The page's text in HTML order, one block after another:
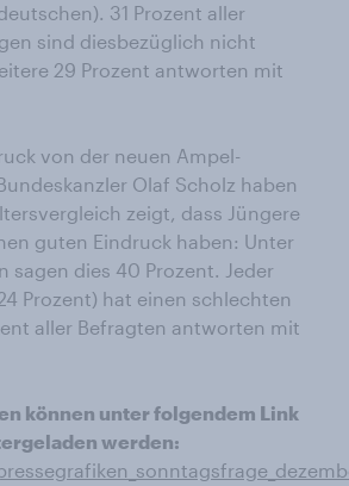
31 Prozent aller
sind diesbezüglich nicht
29 Prozent antworten mit
von der neuen Ampel-
Olaf Scholz haben
zeigt, dass Jüngere
guten Eindruck haben: Unter
sagen dies 40 Prozent. Jeder
Prozent) hat einen schlechten
aller Befragten antworten mit
können unter folgendem Link
werden: